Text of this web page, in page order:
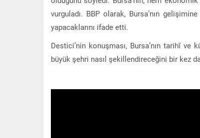
vurguladı. BBP olarak, Bursa’nın
yapacaklarını ifade etti.
Destici’nin konuşması, Bursa’nın tarihî
büyük şehri nasıl şekillendireceğini bir kez